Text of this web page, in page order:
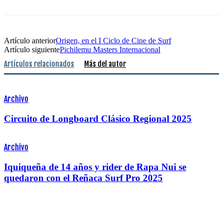
Artículo anteriorOrigen, en el I Ciclo de Cine de Surf
Artículo siguientePichilemu Masters Internacional
Artículos relacionados Más del autor
Archivo
Circuito de Longboard Clásico Regional 2025
Archivo
Iquiqueña de 14 años y rider de Rapa Nui se
quedaron con el Reñaca Surf Pro 2025